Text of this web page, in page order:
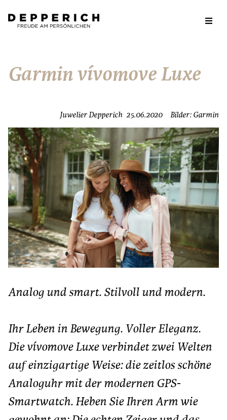
Garmin vívomove Luxe
Juwelier Depperich 25.06.2020 Bilder: Garmin
Analog und smart. Stilvoll und modern.
Ihr Leben in Bewegung. Voller Eleganz.
Die vívomove Luxe verbindet zwei Welten
auf einzigartige Weise: die zeitlos schöne
Analoguhr mit der modernen GPS-
Smartwatch. Heben Sie Ihren Arm wie